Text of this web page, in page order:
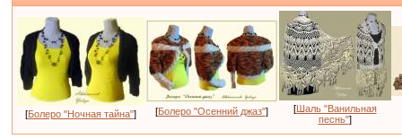
[Болеро "Ночная тайна"] [Болеро "Осенний джаз"] [Шаль "Ванильная
песнь"]